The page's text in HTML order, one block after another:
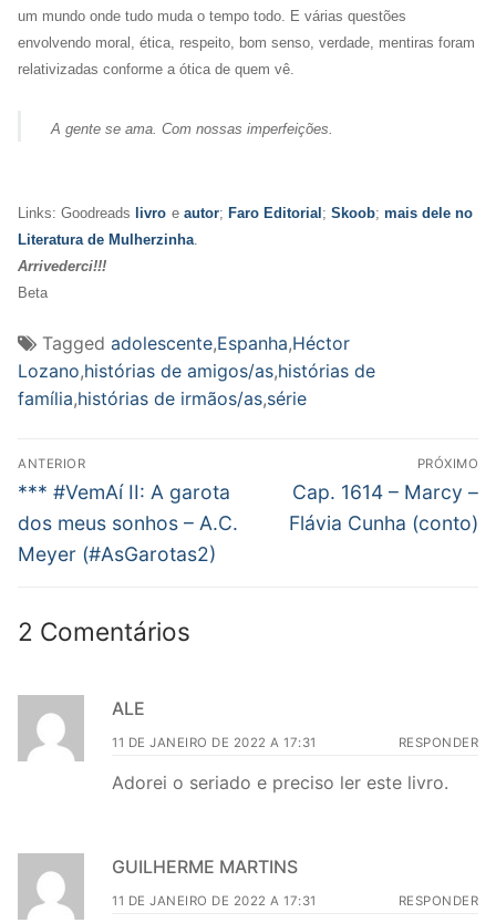
um mundo onde tudo muda o tempo todo. E várias questões
envolvendo moral, ética, respeito, bom senso, verdade, mentiras foram
relativizadas conforme a ótica de quem vê.
A gente se ama. Com nossas imperfeições.
Links: Goodreads livro e autor; Faro Editorial ; Skoob; mais dele no
Literatura de Mulherzinha.
Arrivederci!!!
Beta
Tagged adolescente,Espanha,Héctor
Lozano,histórias de amigos/as,histórias de
família,histórias de irmãos/as,série
Navegação
de
Post
ANTERIOR
Post
anterior:
*** #VemAí II: A garota
dos meus sonhos – A.C.
Meyer (#AsGarotas2)
PRÓXIMO
Próximo
post:
Cap. 1614 – Marcy –
Flávia Cunha (conto)
2 Comentários
ALE
11 DE JANEIRO DE 2022 A 17:31 RESPONDER
Adorei o seriado e preciso ler este livro.
GUILHERME MARTINS
11 DE JANEIRO DE 2022 A 17:31 RESPONDER